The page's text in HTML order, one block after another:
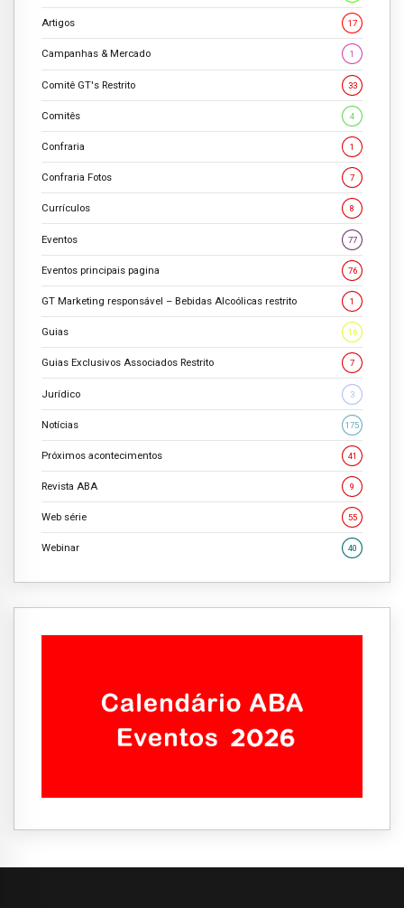
Artigos 17
Campanhas & Mercado 1
Comitê GT's Restrito 33
Comitês 4
Confraria 1
Confraria Fotos 7
Currículos 8
Eventos 77
Eventos principais pagina 76
GT Marketing responsável – Bebidas Alcoólicas restrito 1
Guias 16
Guias Exclusivos Associados Restrito 7
Jurídico 3
Notícias 175
Próximos acontecimentos 41
Revista ABA 9
Web série 55
Webinar 40